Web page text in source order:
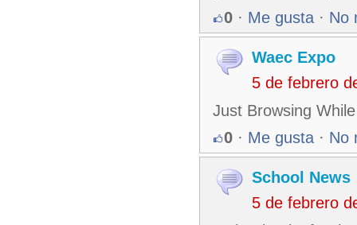
0 · Me gusta · No
Waec Expo
5 de febrero
Just Browsing
0 · Me gusta · No
School News
5 de febrero